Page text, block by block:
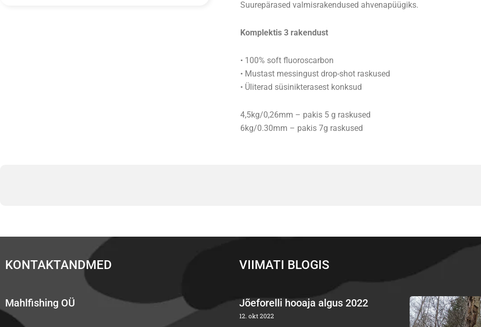
Suurepärased valmisrakendused ahvenapüügiks.
Komplektis 3 rakendust
• 100% soft fluoroscarbon
• Mustast messingust drop-shot raskused
• Üliterad süsinikterasest konksud
4,5kg/0,26mm – pakis 5 g raskused
6kg/0.30mm – pakis 7g raskused
KONTAKTANDMED
Mahlfishing OÜ
VIIMATI BLOGIS
Jõeforelli hooaja algus 2022
12. okt 2022